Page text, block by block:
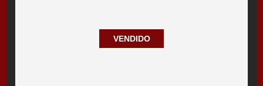
VENDIDO